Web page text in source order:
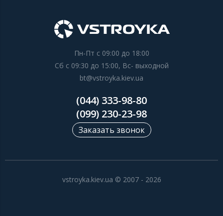
Пн-Пт с 09:00 до 18:00
Сб с 09:30 до 15:00, Вс- выходной
bt@vstroyka.kiev.ua
(044) 333-98-80
(099) 230-23-98
Заказать звонок
vstroyka.kiev.ua © 2007 - 2026